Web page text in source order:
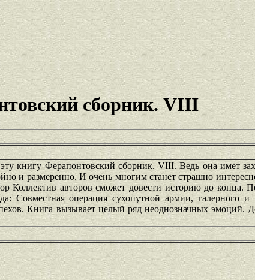
сборник. VIII
книгу Ферапонтовский сборник. VIII. Ведь она имет
и размеренно. И очень многим станет страшно
Коллектив авторов сможет довести историю до конца.
Совместная операция сухопутной армии, галерного и
Книга вызывает целый ряд неоднозначных эмоций.